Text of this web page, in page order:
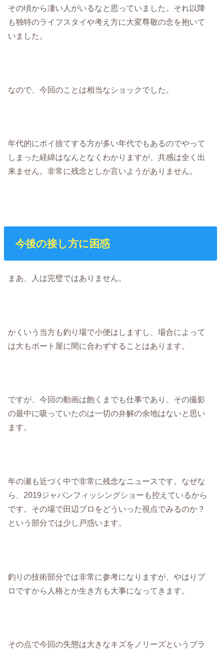
その頃から凄い人がいるなと思っていました。それ以降
も独特のライフスタイや考え方に大変尊敬の念を抱いて
いました。
なので、今回のことは相当なショックでした。
年代的にポイ捨てする方が多い年代でもあるのでやって
しまった経緯はなんとなくわかりますが、共感は全く出
来ません。非常に残念としか言いようがありません。
今後の接し方に困惑
まあ、人は完璧ではありません。
かくいう当方も釣り場で小便はしますし、場合によって
は大もボート屋に間に合わずすることはあります。
ですが、今回の動画は飽くまでも仕事であり、その撮影
の最中に吸っていたのは一切の弁解の余地はないと思い
ます。
年の瀬も近づく中で非常に残念なニュースです。なぜな
ら、2019ジャパンフィッシングショーも控えているから
です。その場で田辺プロをどういった視点でみるのか？
という部分では少し戸惑います。
釣りの技術部分では非常に参考になりますが、やはりプ
ロですから人格とか生き方も大事になってきます。
その点で今回の失態は大きなキズをノリーズというブラ